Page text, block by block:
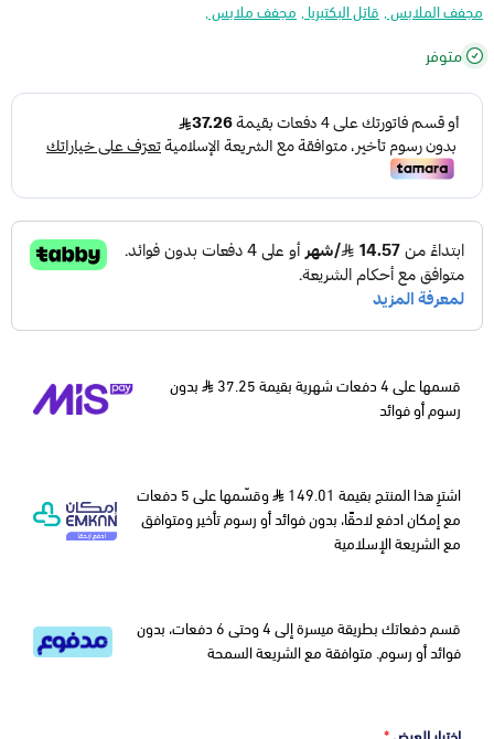
مجفف الملابس , قاتل البكتيريا , مجفف ملابس ,
متوفر
قسمها على 4 دفعات شهرية بقيمة 37.25
بدون
رسوم أو فوائد
اشترِ هذا المنتج بقيمة 149.01
وقسّمها على 5 دفعات
مع إمكان ادفع لاحقًا، بدون فوائد أو رسوم تأخير ومتوافق
مع الشريعة الإسلامية
قسم دفعاتك بطريقة ميسرة إلى 4 وحتى 6 دفعات، بدون
فوائد أو رسوم. متوافقة مع الشريعة السمحة